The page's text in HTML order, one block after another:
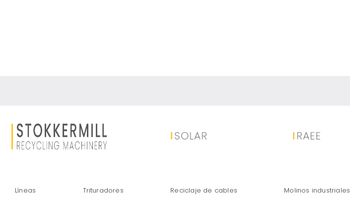
Líneas Trituradores Reciclaje de cables Molinos industriales